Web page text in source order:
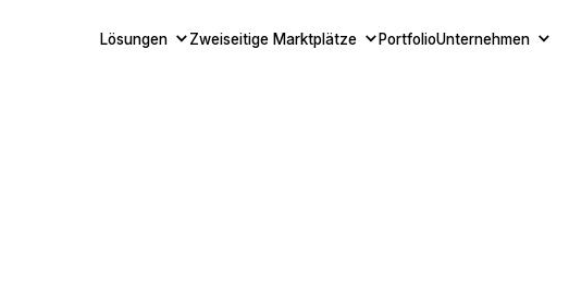
Lösungen Zweiseitige Marktplätze PortfolioUnternehmen